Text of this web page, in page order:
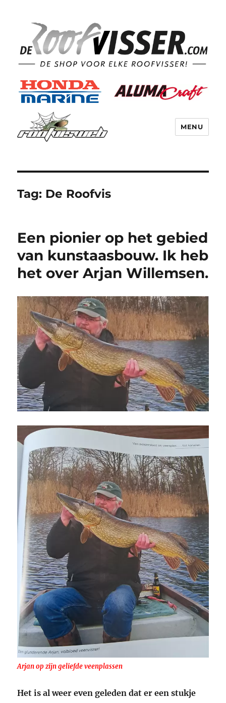
MENU
Tag: De Roofvis
Een pionier op het gebied
van kunstaasbouw. Ik heb
het over Arjan Willemsen.
Arjan op zijn geliefde veenplassen
Het is al weer even geleden dat er een stukje